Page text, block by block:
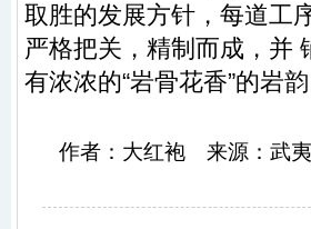
取胜的发展方针，每道工
严格把关，精制而成，并
有浓浓的“岩骨花香”的岩韵
作者：大红袍 来源：武